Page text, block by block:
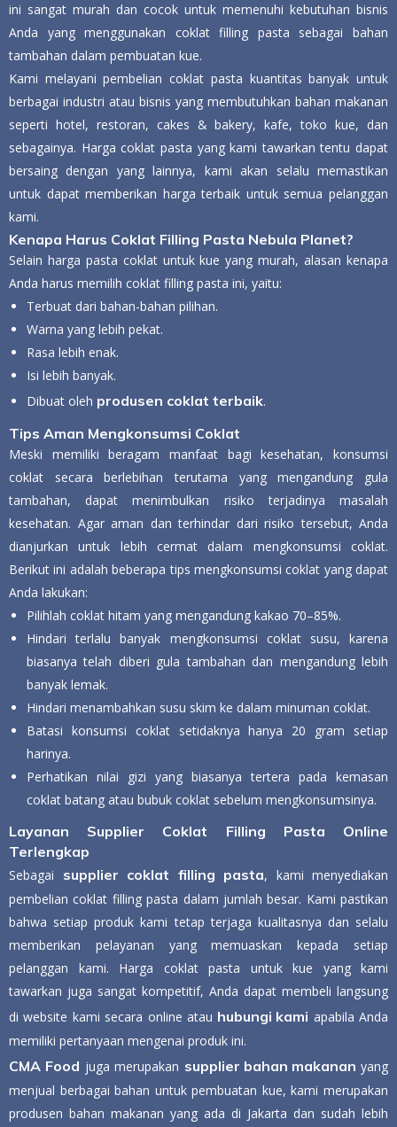
ini sangat murah dan cocok untuk memenuhi kebutuhan bisnis
Anda yang menggunakan coklat filling pasta sebagai bahan
tambahan dalam pembuatan kue.
Kami melayani pembelian coklat pasta kuantitas banyak untuk
berbagai industri atau bisnis yang membutuhkan bahan makanan
seperti hotel, restoran, cakes & bakery, kafe, toko kue, dan
sebagainya. Harga coklat pasta yang kami tawarkan tentu dapat
bersaing dengan yang lainnya, kami akan selalu memastikan
untuk dapat memberikan harga terbaik untuk semua pelanggan
kami.
Kenapa Harus Coklat Filling Pasta Nebula Planet?
Selain harga pasta coklat untuk kue yang murah, alasan kenapa
Anda harus memilih coklat filling pasta ini, yaitu:
Terbuat dari bahan-bahan pilihan.
Warna yang lebih pekat.
Rasa lebih enak.
Isi lebih banyak.
Dibuat oleh produsen coklat terbaik.
Tips Aman Mengkonsumsi Coklat
Meski memiliki beragam manfaat bagi kesehatan, konsumsi
coklat secara berlebihan terutama yang mengandung gula
tambahan, dapat menimbulkan risiko terjadinya masalah
kesehatan. Agar aman dan terhindar dari risiko tersebut, Anda
dianjurkan untuk lebih cermat dalam mengkonsumsi coklat.
Berikut ini adalah beberapa tips mengkonsumsi coklat yang dapat
Anda lakukan:
Pilihlah coklat hitam yang mengandung kakao 70–85%.
Hindari terlalu banyak mengkonsumsi coklat susu, karena
biasanya telah diberi gula tambahan dan mengandung lebih
banyak lemak.
Hindari menambahkan susu skim ke dalam minuman coklat.
Batasi konsumsi coklat setidaknya hanya 20 gram setiap
harinya.
Perhatikan nilai gizi yang biasanya tertera pada kemasan
coklat batang atau bubuk coklat sebelum mengkonsumsinya.
Layanan Supplier Coklat Filling Pasta Online
Terlengkap
Sebagai supplier coklat filling pasta, kami menyediakan
pembelian coklat filling pasta dalam jumlah besar. Kami pastikan
bahwa setiap produk kami tetap terjaga kualitasnya dan selalu
memberikan pelayanan yang memuaskan kepada setiap
pelanggan kami. Harga coklat pasta untuk kue yang kami
tawarkan juga sangat kompetitif, Anda dapat membeli langsung
di website kami secara online atau hubungi kami apabila Anda
memiliki pertanyaan mengenai produk ini.
CMA Food juga merupakan supplier bahan makanan yang
menjual berbagai bahan untuk pembuatan kue, kami merupakan
produsen bahan makanan yang ada di Jakarta dan sudah lebih